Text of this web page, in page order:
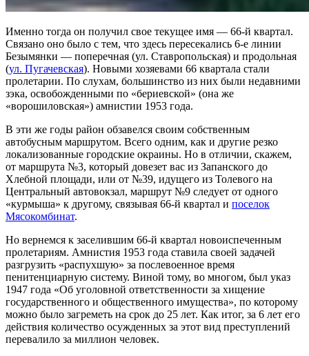
Именно тогда он получил свое текущее имя — 66-й квартал.
Связано оно было с тем, что здесь пересекались 6-е линии
Безымянки — поперечная (ул. Ставропольская) и продольная
(ул. Пугачевская). Новыми хозяевами 66 квартала стали
пролетарии. По слухам, большинство из них были недавними
зэка, освобожденными по «бериевской» (она же
«ворошиловская») амнистии 1953 года.
В эти же годы район обзавелся своим собственным
автобусным маршрутом. Всего одним, как и другие резко
локализованные городские окраины. Но в отличии, скажем,
от маршрута №3, который довезет вас из Запанского до
Хлебной площади, или от №39, идущего из Толевого на
Центральный автовокзал, маршрут №9 следует от одного
«курмыша» к другому, связывая 66-й квартал и поселок
Мясокомбинат.
Но вернемся к заселившим 66-й квартал новоиспеченным
пролетариям. Амнистия 1953 года ставила своей задачей
разгрузить «распухшую» за послевоенное время
пенитенциарную систему. Виной тому, во многом, был указ
1947 года «Об уголовной ответственности за хищение
государственного и общественного имущества», по которому
можно было загреметь на срок до 25 лет. Как итог, за 6 лет его
действия количество осужденных за этот вид преступлений
перевалило за миллион человек.